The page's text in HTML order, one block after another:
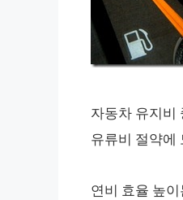
자동차 유지비
유류비 절약에
연비 효율 높